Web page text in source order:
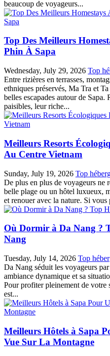
beaucoup de voyageurs...
Top Des Meilleurs
Phin À Sapa
Wednesday, July 29, 2026 Top
Entre rizières en terrasses,
ethniques préservés, Ma Tra et
belles escapades autour de Sapa.
paisibles, leur riche...
Meilleurs Resorts
Au Centre Vietnam
Sunday, July 19, 2026 Top
De plus‎ en plus de voyageurs ne
belle plage ou un hôtel luxueux,‎
et renouer avec la nature.‎ Si
Où Dormir à Da Nang ?
Nang
Tuesday, July 14, 2026 Top
Da Nang séduit les voyageurs
ambiance dynamique et sa
Pour profiter pleinement de votre
est...
Meilleurs Hôtels à Sapa
Vue Sur La Montagne